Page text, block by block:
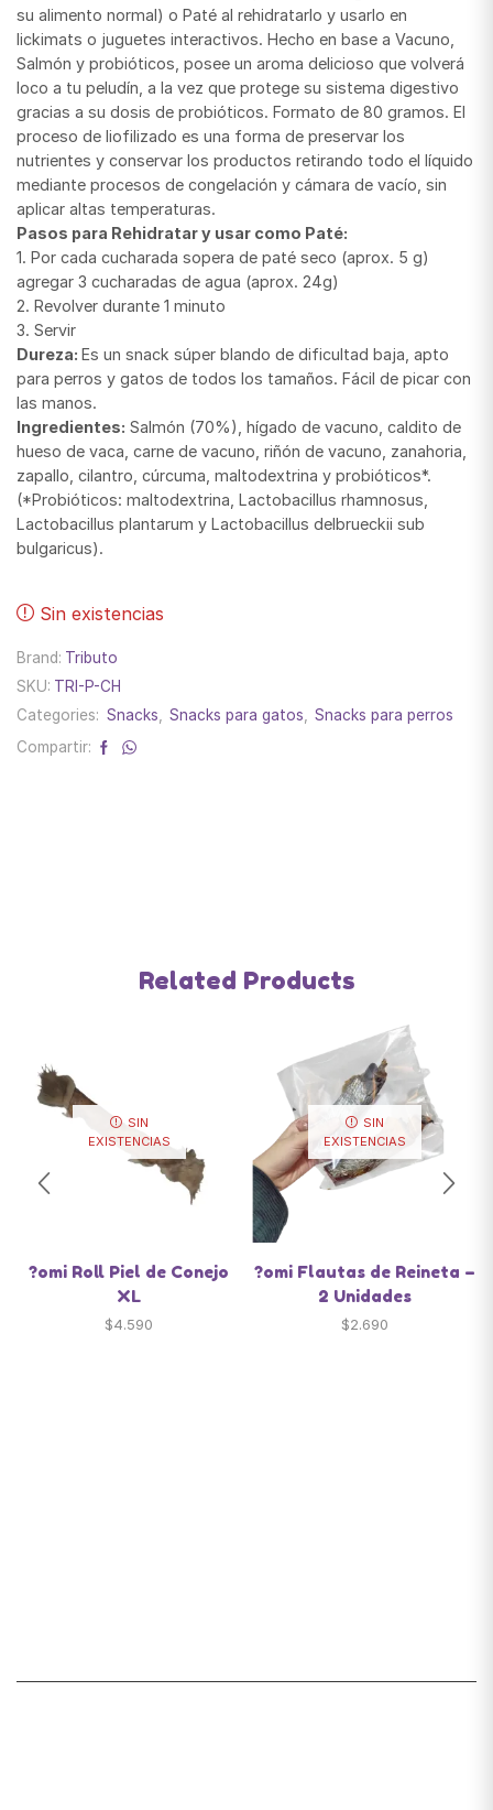
su alimento normal) o Paté al rehidratarlo y usarlo en
lickimats o juguetes interactivos. Hecho en base a Vacuno,
Salmón y probióticos, posee un aroma delicioso que volverá
loco a tu peludín, a la vez que protege su sistema digestivo
gracias a su dosis de probióticos. Formato de 80 gramos. El
proceso de liofilizado es una forma de preservar los
nutrientes y conservar los productos retirando todo el líquido
mediante procesos de congelación y cámara de vacío, sin
aplicar altas temperaturas.
Pasos para Rehidratar y usar como Paté:
1. Por cada cucharada sopera de paté seco (aprox. 5 g)
agregar 3 cucharadas de agua (aprox. 24g)
2. Revolver durante 1 minuto
3. Servir
Dureza: Es un snack súper blando de dificultad baja, apto
para perros y gatos de todos los tamaños. Fácil de picar con
las manos.
Ingredientes: Salmón (70%), hígado de vacuno, caldito de
hueso de vaca, carne de vacuno, riñón de vacuno, zanahoria,
zapallo, cilantro, cúrcuma, maltodextrina y probióticos*.
(*Probióticos: maltodextrina, Lactobacillus rhamnosus,
Lactobacillus plantarum y Lactobacillus delbrueckii sub
bulgaricus).
Sin existencias
Brand: Tributo
SKU: TRI-P-CH
Categories: Snacks Snacks para gatos
Snacks para perros
Compartir:
Related Products
SIN
EXISTENCIAS
?omi Roll Piel de Conejo
XL
$4.590
SIN
EXISTENCIAS
?omi Flautas de Reineta –
2 Unidades
$2.690